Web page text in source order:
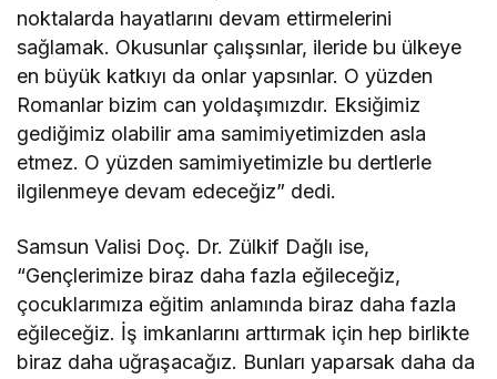
noktalarda hayatlarını devam ettirmelerini
sağlamak. Okusunlar çalışsınlar, ileride bu ülkeye
en büyük katkıyı da onlar yapsınlar. O yüzden
Romanlar bizim can yoldaşımızdır. Eksiğimiz
gediğimiz olabilir ama samimiyetimizden asla
etmez. O yüzden samimiyetimizle bu dertlerle
ilgilenmeye devam edeceğiz” dedi.
Samsun Valisi Doç. Dr. Zülkif Dağlı ise,
“Gençlerimize biraz daha fazla eğileceğiz,
çocuklarımıza eğitim anlamında biraz daha fazla
eğileceğiz. İş imkanlarını arttırmak için hep birlikte
biraz daha uğraşacağız. Bunları yaparsak daha da